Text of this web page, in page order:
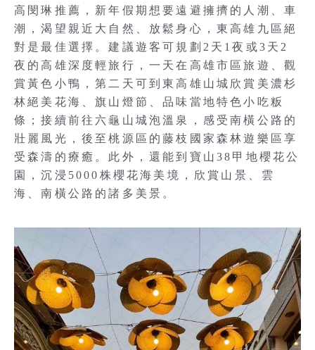
高閔琳推薦，新年假期想要遠避擁擠的人潮、車
潮，渴望親近大自然、放鬆身心，東高雄九區絕
對是最佳選擇。建議遊客可規劃2天1夜或3天2
夜的高雄深度輕旅行，一天在高雄市區旅遊、觀
賞黃色小鴨，第二天可到東高雄山城欣賞美濃杉
林絕美花海、旗山燈節、品味當地特色小吃粄
條；接續前往六龜山城泡溫泉，感受南橫公路的
壯麗風光，後至桃源區的藤枝國家森林遊樂區享
受森濤的療癒。此外，還能到寶山38甲地櫻花公
園，沉浸5000株櫻花海美境，欣賞山景、雲
海、南橫公路的諸多美景。